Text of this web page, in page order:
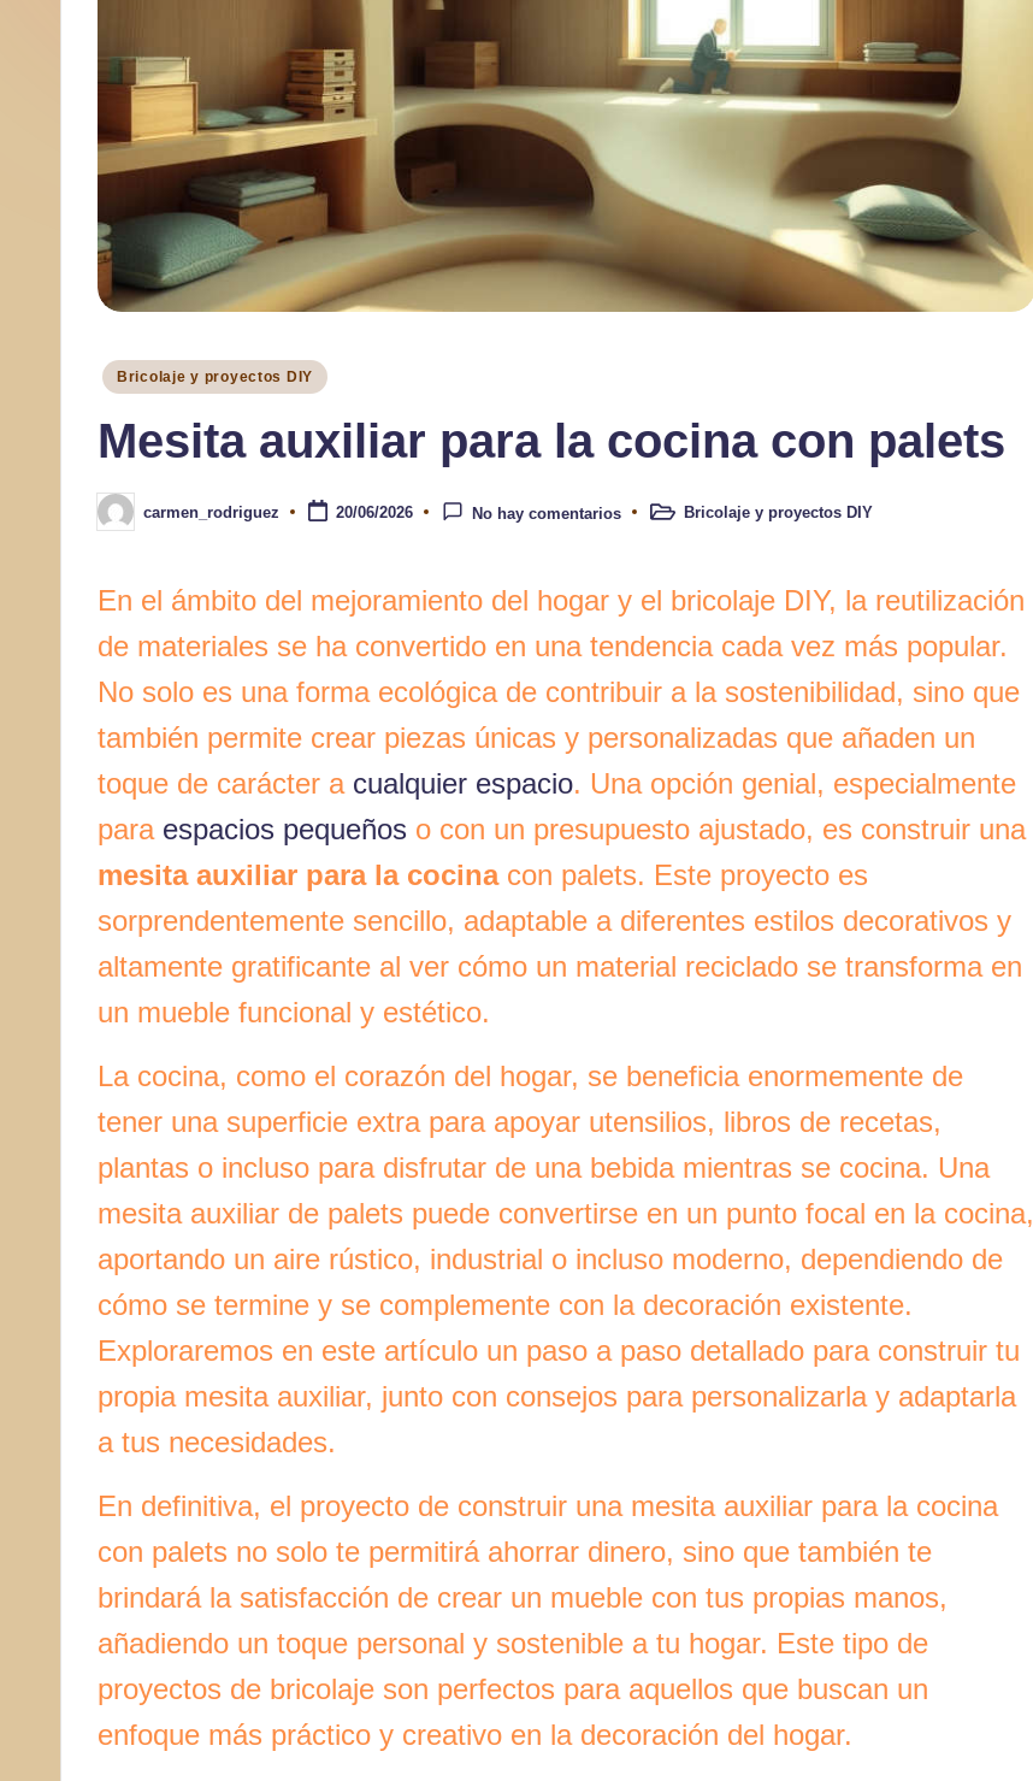
Publicado
Bricolaje y proyectos DIY
Mesita auxiliar para la cocina con palets
Publicado
por
carmen_rodriguez 20/06/2026 No hay comentarios
PublicadoBricolaje y proyectos DIY
En el ámbito del mejoramiento del hogar y el bricolaje DIY, la reutilización
de materiales se ha convertido en una tendencia cada vez más popular.
No solo es una forma ecológica de contribuir a la sostenibilidad, sino que
también permite crear piezas únicas y personalizadas que añaden un
toque de carácter a cualquier espacio. Una opción genial, especialmente
para espacios pequeños o con un presupuesto ajustado, es construir una
mesita auxiliar para la cocinacon palets. Este proyecto es
sorprendentemente sencillo, adaptable a diferentes estilos decorativos y
altamente gratificante al ver cómo un material reciclado se transforma en
un mueble funcional y estético.
La cocina, como el corazón del hogar, se beneficia enormemente de
tener una superficie extra para apoyar utensilios, libros de recetas,
plantas o incluso para disfrutar de una bebida mientras se cocina. Una
mesita auxiliar de palets puede convertirse en un punto focal en la cocina,
aportando un aire rústico, industrial o incluso moderno, dependiendo de
cómo se termine y se complemente con la decoración existente.
Exploraremos en este artículo un paso a paso detallado para construir tu
propia mesita auxiliar, junto con consejos para personalizarla y adaptarla
a tus necesidades.
En definitiva, el proyecto de construir una mesita auxiliar para la cocina
con palets no solo te permitirá ahorrar dinero, sino que también te
brindará la satisfacción de crear un mueble con tus propias manos,
añadiendo un toque personal y sostenible a tu hogar. Este tipo de
proyectos de bricolaje son perfectos para aquellos que buscan un
enfoque más práctico y creativo en la decoración del hogar.